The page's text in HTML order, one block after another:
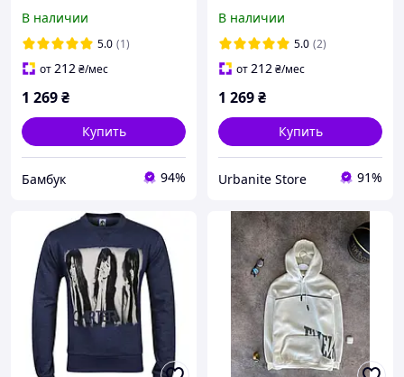
спортивная толстовка
ЛЮКС качества
В наличии
5.0 (1)
от212₴/мес
1 269₴
Купить
Бамбук 94%
спортивная толстовка
ЛЮКС качества
В наличии
5.0 (2)
от212₴/мес
1 269₴
Купить
Urbanite Store 91%